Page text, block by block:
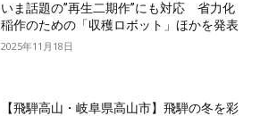
いま話題の”再生二期作”にも対応 省力化
稲作のための「収穫ロボット」ほかを発表
2025年11月18日
【飛騨高山・岐阜県高山市】飛騨の冬を彩